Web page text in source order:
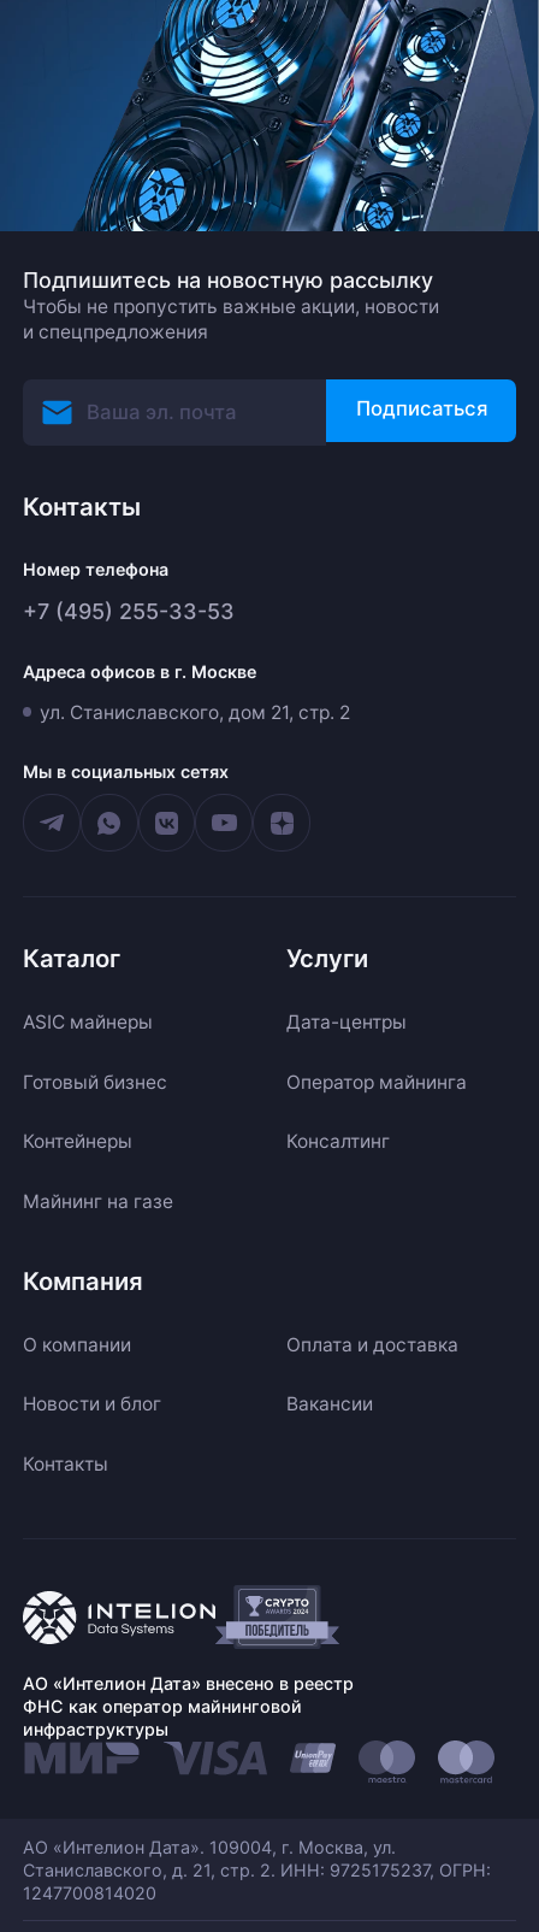
Подпишитесь на новостную рассылку
Чтобы не пропустить важные акции, новости
и спецпредложения
Подписаться
Контакты
Номер телефона
+7 (495) 255-33-53
Адреса офисов в г. Москве
ул. Станиславского, дом 21, стр. 2
Мы в социальных сетях
Каталог
ASIC майнеры
Готовый бизнес
Контейнеры
Майнинг на газе
Услуги
Дата-центры
Оператор майнинга
Консалтинг
Компания
О компании Оплата и доставка
Новости и блог Вакансии
Контакты
АО «Интелион Дата» внесено в реестр
ФНС как оператор майнинговой
инфраструктуры
АО «Интелион Дата». 109004, г. Москва, ул.
Станиславского, д. 21, стр. 2. ИНН: 9725175237, ОГРН:
1247700814020